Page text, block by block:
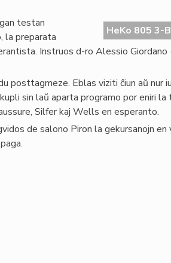
HeKo 805 3-
testan
la preparata
Instruos d-ro Alessio Giordano
posttagmeze. Eblas viziti ĉiun aŭ nur
sin laŭ aparta programo por eniri
Silfer kaj Wells en esperanto.
de salono Piron la gekursanojn en